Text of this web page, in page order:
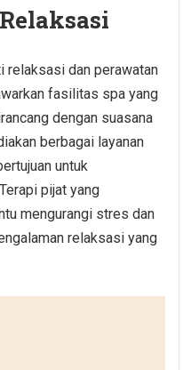
relaksasi dan perawatan
fasilitas spa yang
dengan suasana
berbagai layanan
untuk
pijat yang
mengurangi stres dan
relaksasi yang